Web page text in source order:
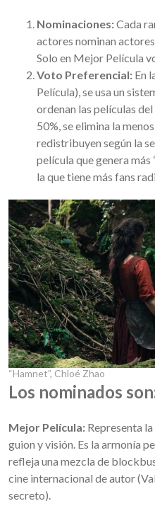
Nominaciones:Cada
actores nominan
Solo en Mejor Película
Voto Preferencial: En
Película), se usa un
ordenan las películas
50%, se elimina la
redistribuyen según la
película que genera más
la que tiene más fans
“Hamnet”, Chloé Zhao
Los nominados
Mejor Película: Representa
guion y visión. Es la armonía
refleja una mezcla de
cine internacional de autor
secreto).